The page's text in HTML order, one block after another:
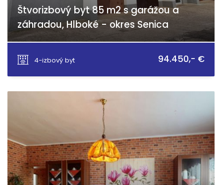
Štvorizbový byt 85 m2 s garážou a
záhradou, Hlboké - okres Senica
4-izbový byt
94.450,- €